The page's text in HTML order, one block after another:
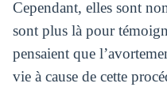
Cependant, elles sont
sont plus là pour
pensaient que
vie à cause de cette